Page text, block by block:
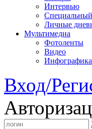
Интервью
Личные
Мультимедиа
Фотоленты
Видео
Инфографика
Вход/